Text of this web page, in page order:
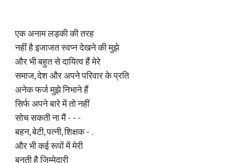
एक अनाम लड़की की तरह
नहीं है इजाजत स्वप्न देखने की मुझे
और भी बहुत से दायित्व हैं मेरे
समाज, देश और अपने परिवार के प्रति
अनेक फर्ज मुझे निभाने हैं
सिर्फ अपने बारे में तो नहीं
सोच सकती ना मैं - - -
बहन, बेटी, पत्नी, शिक्षक - .
और भी कई रूपों में मेरी